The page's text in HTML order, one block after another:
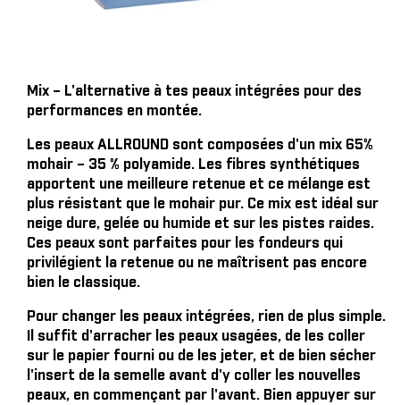
Mix – L'alternative à tes peaux intégrées pour des
performances en montée.
Les peaux ALLROUND sont composées d'un mix 65%
mohair – 35 % polyamide. Les fibres synthétiques
apportent une meilleure retenue et ce mélange est
plus résistant que le mohair pur. Ce mix est idéal sur
neige dure, gelée ou humide et sur les pistes raides.
Ces peaux sont parfaites pour les fondeurs qui
privilégient la retenue ou ne maîtrisent pas encore
bien le classique.
Pour changer les peaux intégrées, rien de plus simple.
Il suffit d'arracher les peaux usagées, de les coller
sur le papier fourni ou de les jeter, et de bien sécher
l'insert de la semelle avant d'y coller les nouvelles
peaux, en commençant par l'avant. Bien appuyer sur